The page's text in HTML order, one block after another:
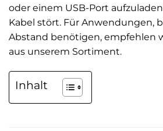
oder einem USB-Port
Kabel stört. Für Anwendungen,
Abstand benötigen, empfehlen
aus unserem Sortiment.
Inhalt